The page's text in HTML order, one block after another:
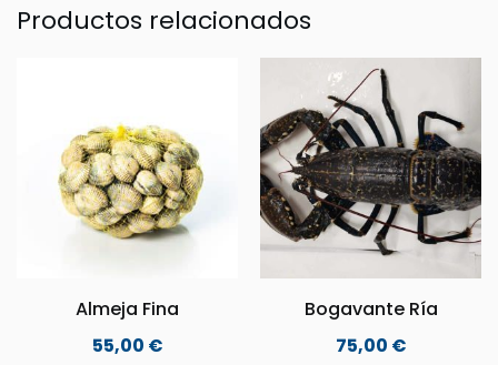
Productos relacionados
Almeja Fina
55,00 €
Bogavante Ría
75,00 €